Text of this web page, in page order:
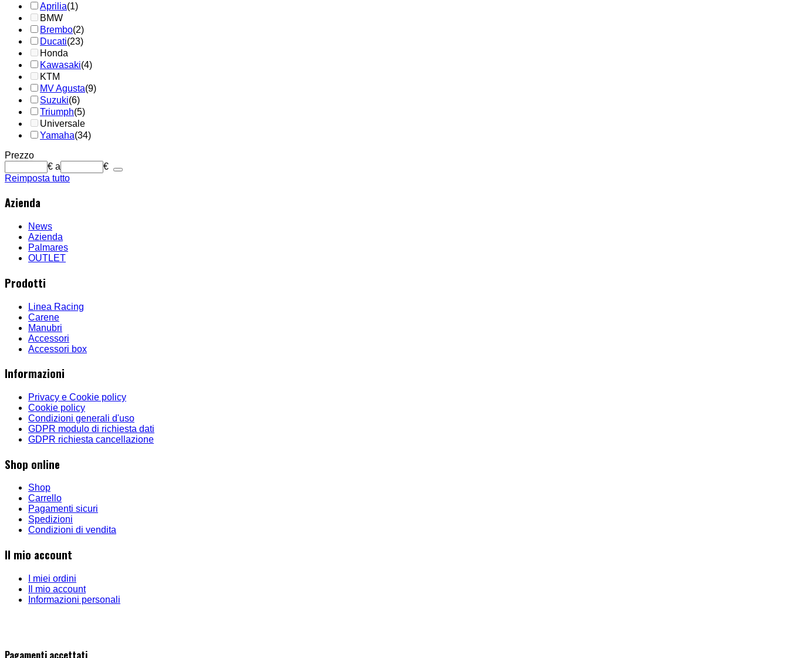
Aprilia(1)
BMW
Brembo(2)
Ducati(23)
Honda
Kawasaki(4)
KTM
MV Agusta(9)
Suzuki(6)
Triumph(5)
Universale
Yamaha(34)
Prezzo
€ a
€
Reimposta tutto
Azienda
News
Azienda
Palmares
OUTLET
Prodotti
Linea Racing
Carene
Manubri
Accessori
Accessori box
Informazioni
Privacy e Cookie policy
Cookie policy
Condizioni generali d'uso
GDPR modulo di richiesta dati
GDPR richiesta cancellazione
Shop online
Shop
Carrello
Pagamenti sicuri
Spedizioni
Condizioni di vendita
Il mio account
I miei ordini
Il mio account
Informazioni personali
Pagamenti accettati